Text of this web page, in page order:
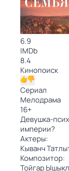
6.9
IMDb
8.4
Кинопоиск
Сериал
Мелодрама
16+
Девушка-
империи?
Актеры:
Кыванч
Композитор:
Тойгар